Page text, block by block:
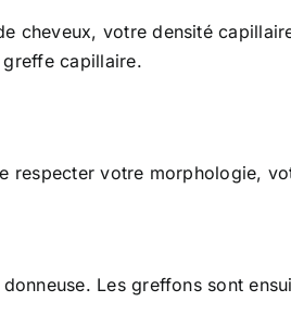
cheveux, votre densité
greffe capillaire.
votre morphologie,
Les greffons sont